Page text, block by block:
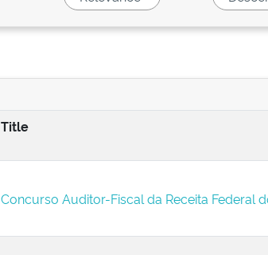
Title
Concurso Auditor-Fiscal da Receita Federal